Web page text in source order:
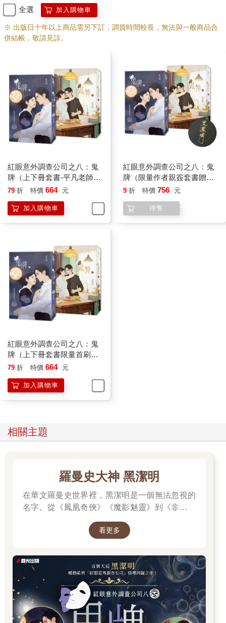
撇，顯示出不以為然的模樣。
與此同時，男人注意到，電梯裡無明顯的監視系統，不表示真的
沒有，面板螢幕沒有顯示樓層，意謂這電梯是完全受到系統控制
的。
簡言之，沒有經過同意，無法輕易出入。
驀地，電梯停下，門自動開了，外頭是一座富麗堂皇的大廳，挑
高的天花板上垂掛著璀璨奢華的水晶吊燈，地上鋪著高級的手工
波斯地毯，在正前方有一扇以寶藍色天鵝絨當表布的大門，門前
站著兩位長相俊秀的服務生，他一眼就看出這兩人是練家子。
服務生一見人來，便一左一右的把門拉開，垂首躬身候在一旁。
「先生裡面請。」西裝女輕聲再開口。
那輕柔好聽的聲音，讓他後頸寒毛莫名豎起，活像碰到靜電似
的。
他在心中自嘲的想著，幸好這場面會緊張也算正常。他深吸口
氣，忍住想摸脖子的衝動，忽略那女人的聲音，把注意力放到門
內。
得很像豪華按摩椅的單人沙發座，每個沙發座旁都有比沙發椅更
加低矮的餐桌，餐桌上甚至有往下凹陷的杯架。
門裡也是個挑高設計的空間，有不少座位都已經有人坐在其中，
運動服的，甚至有人穿著睡衣，但每個人都帶著面具，西裝女再
次領路往前，他沒在門外多加停留，直接跟著走進去，雖然有人
自顧自的做自己的事，但有半數以上的人都忍不住朝他看來，就
算沒抬頭的，他清楚他們也在看。
他沒有戴面具，而人是好奇的動物。
人們戴面具是為了隱瞞身份，為了想要保護自己，他們防的不是
這兒的主人，他們是怕在場的其他人認出自己是誰。
宣，怕的是不熟的那些，這些衣服和面具都是偽裝，為了不讓人
輕易認出來。
像他這樣完全不遮不掩的，他一眼望去還真沒有。
西裝女將他帶到一個空位前。
無視那些窺探的眼神與私語，他旁若無人的在沙發上坐下。
他伸手去拿那杯冒著氣泡的香檳，輕啜一口，同時看了眼手錶，
露出些許不耐的表情，但內心卻暗暗有些驚異。
至上方的穹頂，甚至到了身後，也就是說整個半圓形罩住座位區
做得這麼低矮，就是為了不讓桌上的物體擋到視線，所以其他人
都能很清楚的看到旁邊的人。
雖然戴著面具，極力佯裝，人們還是忍不住互相打量著，就在這
時，燈光開始減弱，他身下的椅子突然動了起來，讓他緩緩往後
來。
他不動聲色，不驚不慌，只在沙發開始傾斜時，再啜了一口香
檳，才把香檳放回矮桌的杯架上，然後自在的躺下，身下的電動
沙發緩緩停在一個讓人能舒服躺平，仰望著上方穹頂的角度。
他才剛躺好，輕快的音樂便已響起，配合著那樂音，眼前出現了
立體的影像，一條金色的小蛇浮現，繞成了躺平的數字8，形了一
全選 加入購物車
※ 出版日十年以上商品需另下訂，調貨時間較長，無法與一般商品合
併結帳，敬請見諒。
紅眼意外調查公司之八：鬼
牌（上下冊套書-平凡老師繪
製大書衣版）
79 折 特價 664 元
加入購物車
紅眼意外調查公司之八：鬼
牌（限量作者親簽套書贈品
版）
9 折 特價 756 元
停售
紅眼意外調查公司之八：鬼
牌（上下冊套書限量首刷贈
品版）
79 折 特價 664 元
加入購物車
相關主題
羅曼史大神 黑潔明
在華文羅曼史世界裡，黑潔明是一個無法忽視的
名字。從《鳳凰奇俠》《魔影魅靈》到《非常保
韌、男性的深情，以及愛情裡的冒險與羈絆。這
的《紅眼》系列最新一集──《鬼牌》，用最擅長
的敘事節奏與劇情張力，讓讀者一頁接一頁無法
停下。
看更多